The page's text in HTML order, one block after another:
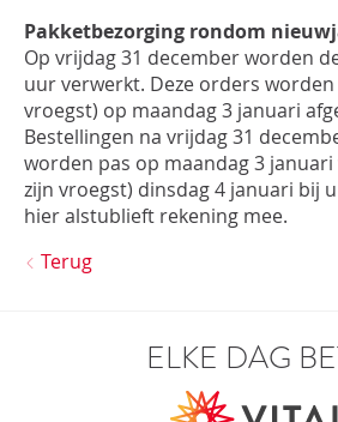
Pakketbezorging rondom
Op vrijdag31 december worden
uur verwerkt. Deze orders worden
vroegst) op maandag 3 januari
Bestellingen na vrijdag 31
worden pas op maandag 3 januari
zijn vroegst) dinsdag 4 januari bij u
hier alstublieft rekening mee.
Terug
ELKE DAG